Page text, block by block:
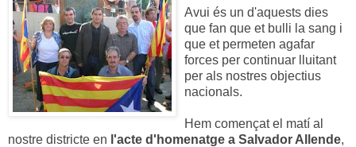
Avui és un d'aquests dies
que fan que et bulli la sang i
que et permeten agafar
forces per continuar lluitant
per als nostres objectius
nacionals.
Hem començat el matí al
nostre districte en l'acte d'homenatge a Salvador Allende,